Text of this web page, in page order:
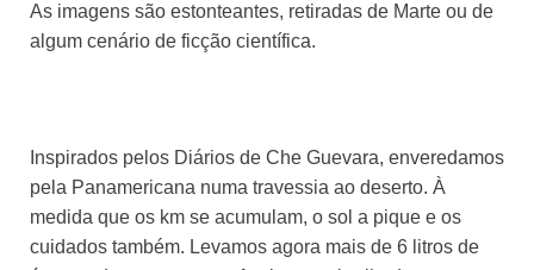
As imagens são estonteantes, retiradas de Marte ou de
algum cenário de ficção científica.
Inspirados pelos Diários de Che Guevara, enveredamos
pela Panamericana numa travessia ao deserto. À
medida que os km se acumulam, o sol a pique e os
cuidados também. Levamos agora mais de 6 litros de